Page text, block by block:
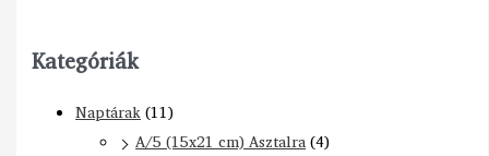
Kategóriák
Naptárak(11)
A/5 (15x21 cm) Asztalra(4)